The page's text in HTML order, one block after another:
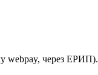
webpay, через ЕРИП).